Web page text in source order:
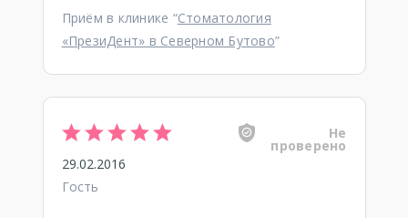
Приём в клинике “Стоматология
«ПрезиДент» в Северном Бутово”
Не
проверено
29.02.2016
Гость